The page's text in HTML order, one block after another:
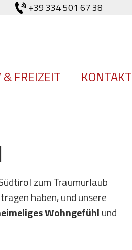
+39 334 501 67 38
FREIZEIT KONTAKT
zum Traumurlaub
haben, und unsere
Wohngefühlund